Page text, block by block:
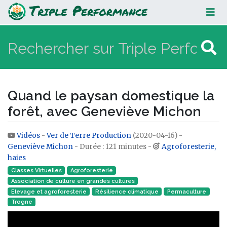
Quand le paysan domestique la
forêt, avec Geneviève Michon
Quand le paysan domestique la
forêt, avec Geneviève Michon
Aller à :navigation,rechercher
Vidéos -Ver de Terre Production (2020-04-16) -
Geneviève Michon - Durée : 121 minutes -
Agroforesterie,
haies
Classes Virtuelles
Agroforesterie
Association de culture en grandes cultures
Elevage et agroforesterie
Résilience climatique
Permaculture
Trogne